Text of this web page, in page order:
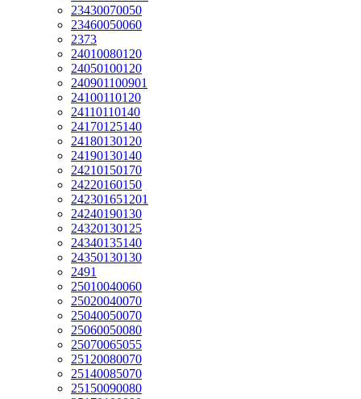
23430070050
23460050060
2373
24010080120
24050100120
240901100901
24100110120
24110110140
24170125140
24180130120
24190130140
24210150170
24220160150
242301651201
24240190130
24320130125
24340135140
24350130130
2491
25010040060
25020040070
25040050070
25060050080
25070065055
25120080070
25140085070
25150090080